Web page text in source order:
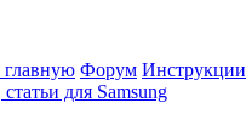
Форум Инструкции
для Samsung